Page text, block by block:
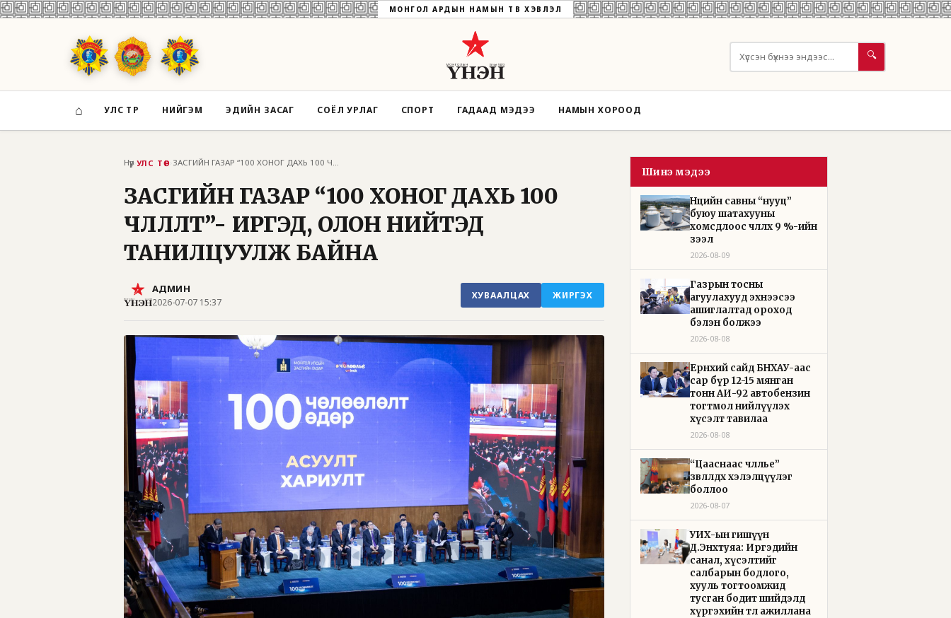
МОНГОЛ АРДЫН НАМЫН ТӨВ ХЭВЛЭЛ
🔍
⌂ УЛС ТӨР НИЙГЭМ ЭДИЙН ЗАСАГ СОЁЛ УРЛАГ СПОРТ ГАДААД МЭДЭЭ НАМЫН ХОРООД
Нүүр› УЛС ТӨР ЗАСГИЙН ГАЗАР “100 ХОНОГ ДАХЬ 100 ЧӨЛӨӨЛ...
ЗАСГИЙН ГАЗАР “100 ХОНОГ ДАХЬ 100
ЧӨЛӨӨЛӨЛТ”-ӨӨ ИРГЭД, ОЛОН НИЙТЭД
ТАНИЛЦУУЛЖ БАЙНА
АДМИН
2026-07-07 15:37
ХУВААЛЦАХ ЖИРГЭХ
Шинэ мэдээ
Нөөцийн савны “нууц”
буюу шатахууны
хомсдлоос чөлөөлөх 9 %-ийн
зээл
2026-08-09
Газрын тосны
агуулахууд эхнээсээ
ашиглалтад ороход
бэлэн болжээ
2026-08-08
Ерөнхий сайд БНХАУ-аас
сар бүр 12-15 мянган
тонн АИ-92 автобензин
тогтмол нийлүүлэх
хүсэлт тавилаа
2026-08-08
“Цааснаас чөлөөлье”
зөвлөлдөх хэлэлцүүлэг
боллоо
2026-08-07
УИХ-ын гишүүн
Д.Энхтуяа: Иргэдийн
санал, хүсэлтийг
салбарын бодлого,
хууль тогтоомжид
тусган бодит шийдэлд
хүргэхийн төлөө ажиллана